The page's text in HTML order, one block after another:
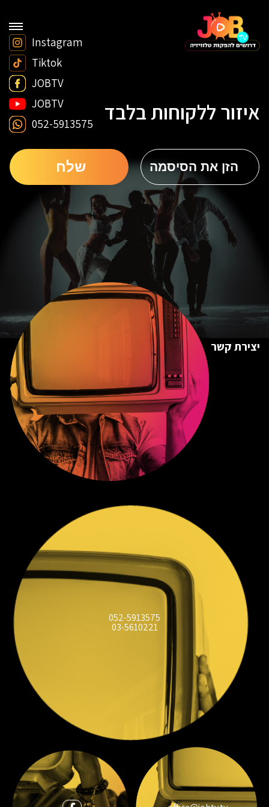
Instagram
Tiktok
JOBTV
JOBTV
052-5913575
איזור ללקוחות בלבד
יצירת קשר
052-5913575
03-5610221